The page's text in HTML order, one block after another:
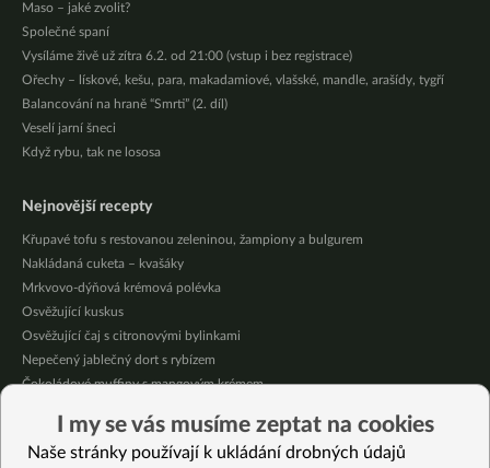
Maso – jaké zvolit?
Společné spaní
Vysíláme živě už zítra 6.2. od 21:00 (vstup i bez registrace)
Ořechy – lískové, kešu, para, makadamiové, vlašské, mandle, arašídy, tygří
Balancování na hraně “Smrti” (2. díl)
Veselí jarní šneci
Když rybu, tak ne lososa
Nejnovější recepty
Křupavé tofu s restovanou zeleninou, žampiony a bulgurem
Nakládaná cuketa – kvašáky
Mrkvovo-dýňová krémová polévka
Osvěžující kuskus
Osvěžující čaj s citronovými bylinkami
Nepečený jablečný dort s rybízem
Čokoládové muffiny s mangovým krémem
Krémová zeleninová polévka s koprem a vločkami
Celozrnná rýže basmati se zeleninou
I my se vás musíme zeptat na cookies
Naše stránky používají k ukládání drobných údajů